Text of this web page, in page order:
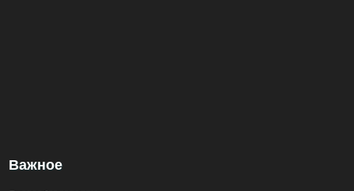
Важное